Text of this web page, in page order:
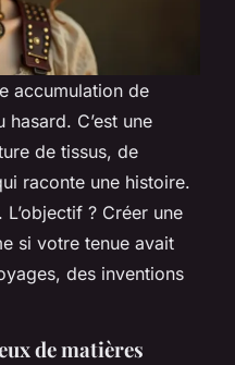
accumulation de
C’est une
de tissus, de
raconte une histoire.
? Créer une
si votre tenue avait
des inventions
de matières